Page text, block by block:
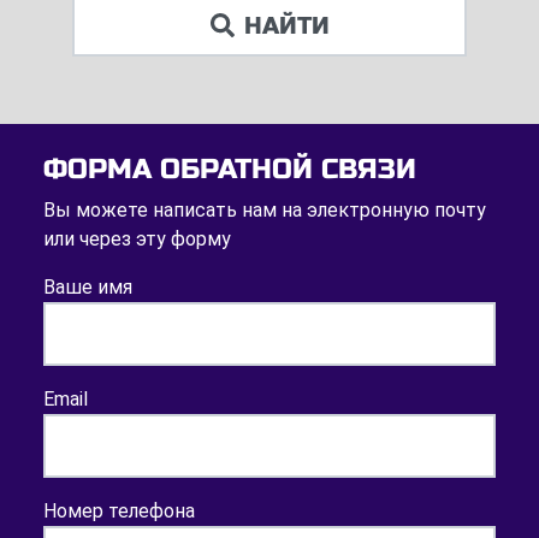
НАЙТИ
ФОРМА ОБРАТНОЙ СВЯЗИ
Вы можете написать нам на электронную почту
или через эту форму
Ваше имя
Email
Номер телефона